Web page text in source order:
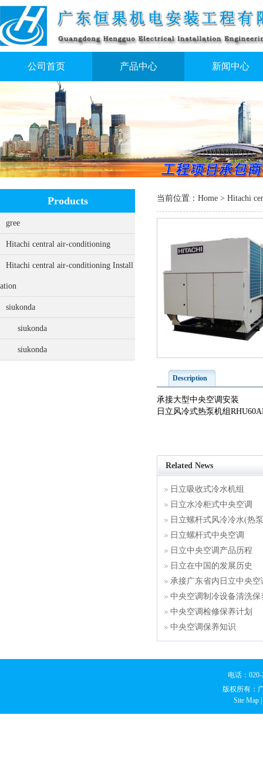
公司首页 产品中心 新闻中心
Products
gree
Hitachi central air-conditioning
Hitachi central air-conditioning Install
ation
siukonda
siukonda
siukonda
当前位置： Home > Hitachi
Description
承接大型中央空调安装
日立风冷式热泵机组
Related News
日立吸收式冷水机组
日立水冷柜式中央空调
日立螺杆式风冷冷水(热
日立螺杆式中央空调
日立中央空调产品历程
日立在中国的发展历史
承接广东省内日立中央
中央空调制冷设备清洗保
中央空调检修保养计划
中央空调保养知识
电话：
版权所有：
Site Map